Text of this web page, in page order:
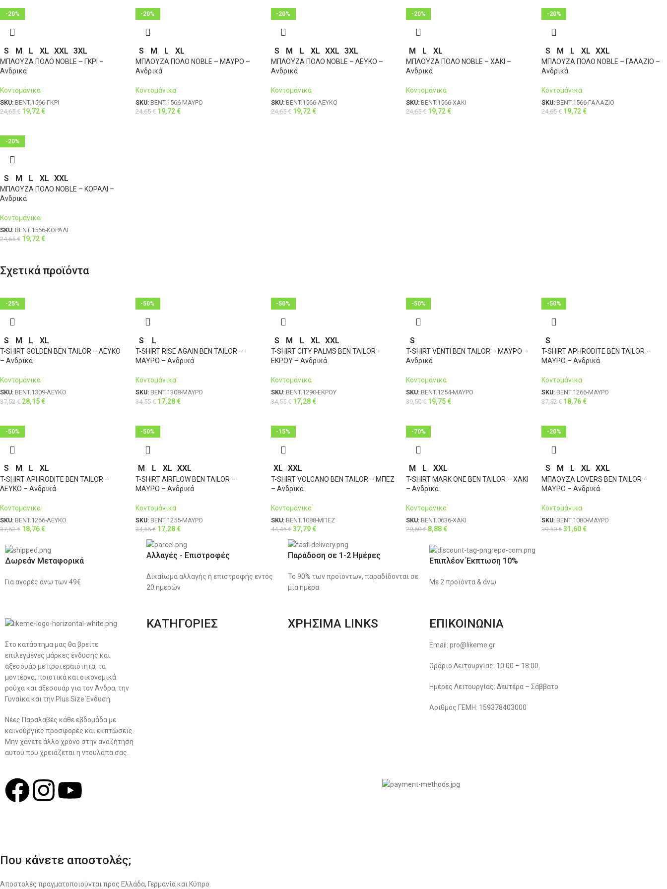
58
-20%
S M L XL XXL 3XL
ΜΠΛΟΥΖΑ ΠΟΛΟ NOBLE – ΓΚΡΙ –
Ανδρικά
Κοντομάνικα
SKU: BENT.1566-ΓΚΡΙ
24,65€ 19,72€
-20%
S M L XL
ΜΠΛΟΥΖΑ ΠΟΛΟ NOBLE – ΜΑΥΡΟ –
Ανδρικά
Κοντομάνικα
SKU: BENT.1566-ΜΑΥΡΟ
24,65€ 19,72€
-20%
S M L XL XXL 3XL
ΜΠΛΟΥΖΑ ΠΟΛΟ NOBLE – ΛΕΥΚΟ –
Ανδρικά
Κοντομάνικα
SKU: BENT.1566-ΛΕΥΚΟ
24,65€ 19,72€
-20%
M L XL
ΜΠΛΟΥΖΑ ΠΟΛΟ NOBLE – ΧΑΚΙ –
Ανδρικά
Κοντομάνικα
SKU: BENT.1566-ΧΑΚΙ
24,65€ 19,72€
-20%
S M L XL XXL
ΜΠΛΟΥΖΑ ΠΟΛΟ NOBLE – ΓΑΛΑΖΙΟ –
Ανδρικά
Κοντομάνικα
SKU: BENT.1566-ΓΑΛΑΖΙΟ
24,65€ 19,72€
-20%
S M L XL XXL
ΜΠΛΟΥΖΑ ΠΟΛΟ NOBLE – ΚΟΡΑΛΙ –
Ανδρικά
Κοντομάνικα
SKU: BENT.1566-ΚΟΡΑΛΙ
24,65€ 19,72€
Σχετικά προϊόντα
-25%
S M L XL
T-SHIRT GOLDEN BEN TAILOR – ΛΕΥΚΟ
– Ανδρικά
Κοντομάνικα
SKU: BENT.1309-ΛΕΥΚΟ
37,52€ 28,15€
-50%
S L
T-SHIRT RISE AGAIN BEN TAILOR –
ΜΑΥΡΟ – Ανδρικά
Κοντομάνικα
SKU: BENT.1308-ΜΑΥΡΟ
34,55€ 17,28€
-50%
S M L XL XXL
T-SHIRT CITY PALMS BEN TAILOR –
ΕΚΡΟΥ – Ανδρικά
Κοντομάνικα
SKU: BENT.1290-ΕΚΡΟΥ
34,55€ 17,28€
-50%
S
T-SHIRT VENTI BEN TAILOR – ΜΑΥΡΟ –
Ανδρικά
Κοντομάνικα
SKU: BENT.1254-ΜΑΥΡΟ
39,50€ 19,75€
-50%
S
T-SHIRT APHRODITE BEN TAILOR –
ΜΑΥΡΟ – Ανδρικά
Κοντομάνικα
SKU: BENT.1266-ΜΑΥΡΟ
37,52€ 18,76€
-50%
S M L XL
T-SHIRT APHRODITE BEN TAILOR –
ΛΕΥΚΟ – Ανδρικά
Κοντομάνικα
SKU: BENT.1266-ΛΕΥΚΟ
37,52€ 18,76€
-50%
M L XL XXL
T-SHIRT AIRFLOW BEN TAILOR –
ΜΑΥΡΟ – Ανδρικά
Κοντομάνικα
SKU: BENT.1255-ΜΑΥΡΟ
34,55€ 17,28€
-15%
XL XXL
T-SHIRT VOLCANO BEN TAILOR – ΜΠΕΖ
– Ανδρικά
Κοντομάνικα
SKU: BENT.1088-ΜΠΕΖ
44,45€ 37,79€
-70%
M L XXL
T-SHIRT MARK ONE BEN TAILOR – ΧΑΚΙ
– Ανδρικά
Κοντομάνικα
SKU: BENT.0636-ΧΑΚΙ
29,60€ 8,88€
-20%
S M L XL XXL
ΜΠΛΟΥΖΑ LOVERS BEN TAILOR –
ΜΑΥΡΟ – Ανδρικά
Κοντομάνικα
SKU: BENT.1080-ΜΑΥΡΟ
39,50€ 31,60€
Δωρεάν Μεταφορικά
Για αγορές άνω των 49€
Αλλαγές - Επιστροφές
Δικαίωμα αλλαγής ή επιστροφής εντός
20 ημερών
Παράδοση σε 1-2 Ημέρες
Το 90% των προϊόντων, παραδίδονται σε
μία ημέρα
Επιπλέον Έκπτωση 10%
Με 2 προϊόντα & άνω
Στο κατάστημα μας θα βρείτε
επιλεγμένες μάρκες ένδυσης και
αξεσουάρ με προτεραιότητα, τα
μοντέρνα, ποιοτικά και οικονομικά
ρούχα και αξεσουάρ για τον Άνδρα, την
Γυναίκα και την Plus Size Ένδυση.
Νέες Παραλαβές κάθε εβδομάδα με
καινούργιες προσφορές και εκπτώσεις.
Μην χάνετε άλλο χρόνο στην αναζήτηση
αυτού που χρειάζεται η ντουλάπα σας.
ΚΑΤΗΓΟΡΙΕΣ ΧΡΗΣΙΜΑ LINKS ΕΠΙΚΟΙΝΩΝΙΑ
Email: pro@likeme.gr
Ωράριο Λειτουργίας: 10:00 – 18:00
Ημέρες Λειτουργίας: Δευτέρα – Σάββατο
Αριθμός ΓΕΜΗ: 159378403000
Που κάνετε αποστολές;
Αποστολές πραγματοποιούνται προς Ελλάδα, Γερμανία και Κύπρο.